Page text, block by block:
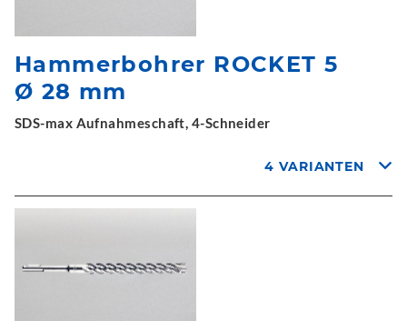
Hammerbohrer ROCKET 5
Ø 28 mm
SDS-max Aufnahmeschaft, 4-Schneider
4 VARIANTEN